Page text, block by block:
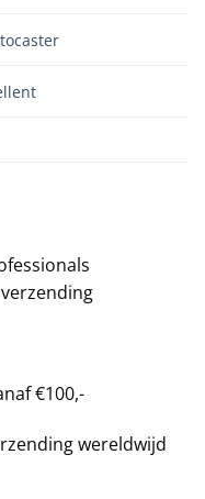
€100,-
wereldwijd